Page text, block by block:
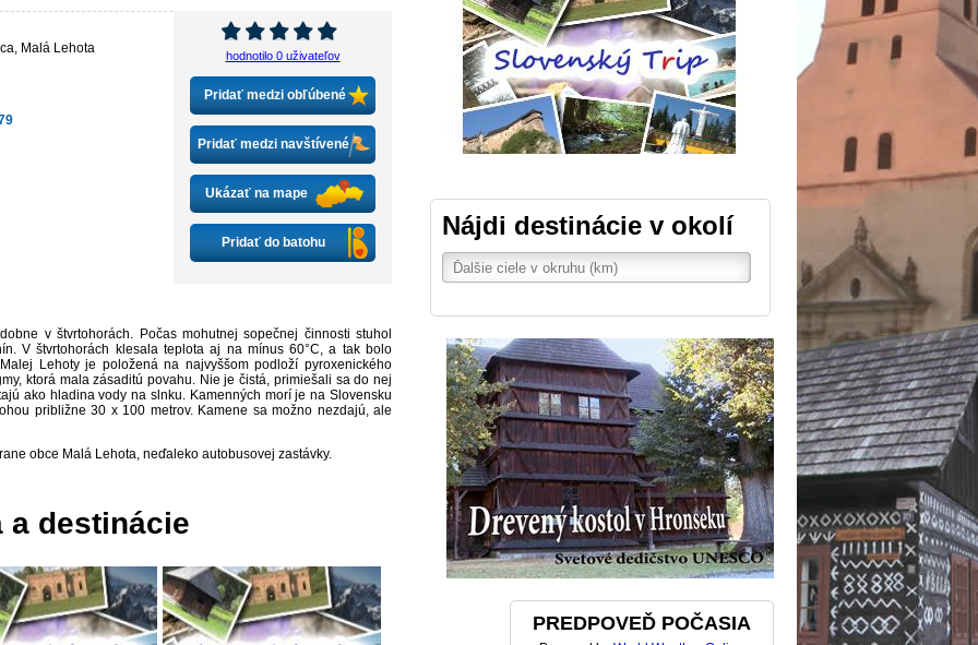
hodnotilo 0 uživateľov
Pridať medzi obľúbené
Pridať medzi navštívené
Ukázať na mape
Pridať do batohu
Malá Lehota
v štvrtohorách. Počas mohutnej sopečnej činnosti stuhol
V štvrtohorách klesala teplota aj na mínus 60°C, a tak bolo
Lehoty je položená na najvyššom podloží pyroxenického
ktorá mala zásaditú povahu. Nie je čistá, primiešali sa do nej
ako hladina vody na slnku. Kamenných morí je na Slovensku
približne 30 x 100 metrov. Kamene sa možno nezdajú, ale
obce Malá Lehota, neďaleko autobusovej zastávky.
Nájdi destinácie v okolí
PREDPOVEĎ POČASIA
a destinácie